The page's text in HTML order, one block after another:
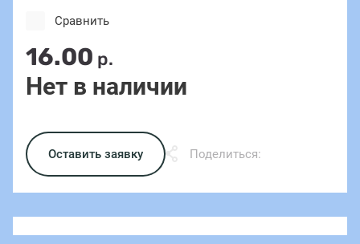
16.00 р.
Нет в наличии
Сравнить
Оставить заявку Поделиться: